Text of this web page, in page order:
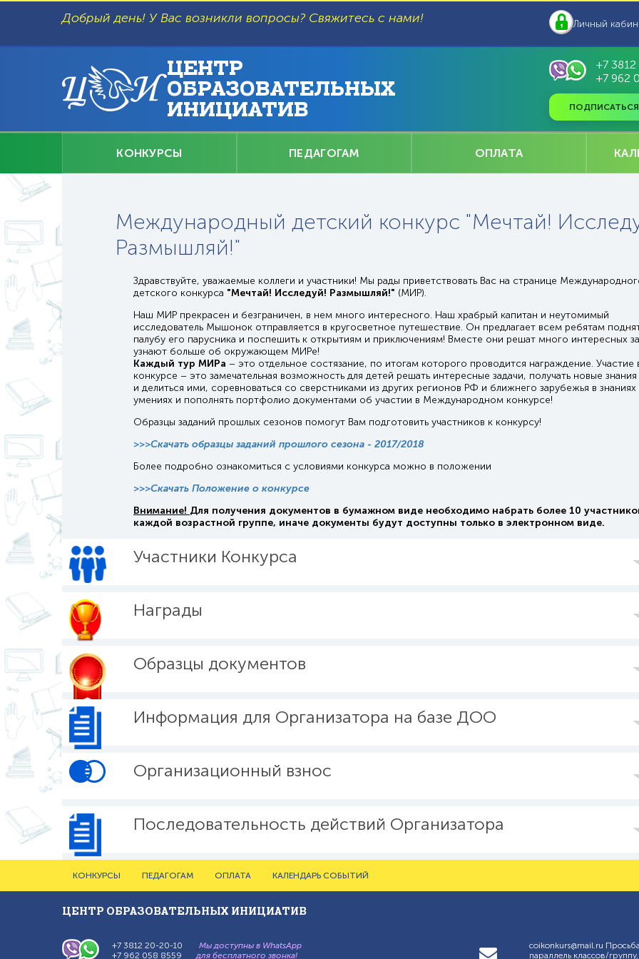
Добрый день! У Вас возникли вопросы? Свяжитесь с нами! Личный
ЦЕНТР
ОБРАЗОВАТЕЛЬНЫХ
ИНИЦИАТИВ
+7
+7 962
ПОДПИСАТЬСЯ
КОНКУРСЫ ПЕДАГОГАМ ОПЛАТА
Международный детский конкурс "Мечтай!
Размышляй!"
Здравствуйте, уважаемые коллеги и участники! Мы рады приветствовать Вас на странице
детского конкурса "Мечтай! Исследуй! Размышляй!" (МИР).
Наш МИР прекрасен и безграничен, в нем много интересного. Наш храбрый капитан и неутомимый
исследователь Мышонок отправляется в кругосветное путешествие. Он предлагает всем ребятам
палубу его парусника и поспешить к открытиям и приключениям! Вместе они решат много интересных
узнают больше об окружающем МИРе!
Каждый тур МИРа – это отдельное состязание, по итогам которого проводится награждение. Участие
конкурсе – это замечательная возможность для детей решать интересные задачи, получать новые
и делиться ими, соревноваться со сверстниками из других регионов РФ и ближнего зарубежья в знаниях
умениях и пополнять портфолио документами об участии в Международном конкурсе!
Образцы заданий прошлых сезонов помогут Вам подготовить участников к конкурсу!
>>>Скачать образцы заданий прошлого сезона - 2017/2018
Более подробно ознакомиться с условиями конкурса можно в положении
>>>Скачать Положение о конкурсе
Внимание! Для получения документов в бумажном виде необходимо набрать более 10
каждой возрастной группе, иначе документы будут доступны только в электронном виде.
Участники Конкурса
Награды
Образцы документов
Информация для Организатора на базе ДОО
Организационный взнос
Последовательность действий Организатора
Главное
меню
КОНКУРСЫ ПЕДАГОГАМ ОПЛАТА КАЛЕНДАРЬ СОБЫТИЙ
ЦЕНТР ОБРАЗОВАТЕЛЬНЫХ ИНИЦИАТИВ
+7 3812 20-20-10
Мы доступны в WhatsApp
+7 962 058 8559
для бесплатного звонка!
coikonkurs@mail.ru
параллель классов/